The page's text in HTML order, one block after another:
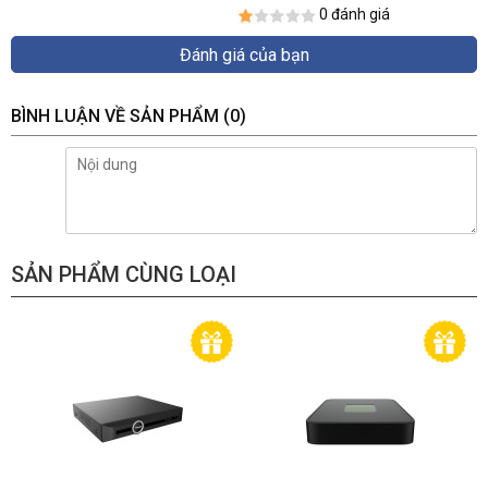
0 đánh giá
Đánh giá của bạn
BÌNH LUẬN VỀ SẢN PHẨM (0)
SẢN PHẨM CÙNG LOẠI